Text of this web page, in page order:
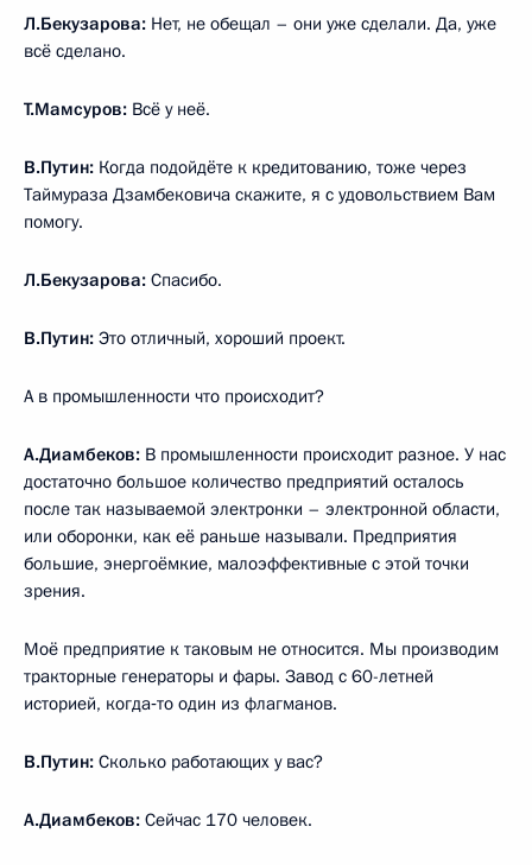
Л.Бекузарова: Нет, не обещал – они уже сделали. Да, уже
всё сделано.
Т.Мамсуров: Всё у неё.
В.Путин: Когда подойдёте к кредитованию, тоже через
Таймураза Дзамбековича скажите, я с удовольствием Вам
помогу.
Л.Бекузарова: Спасибо.
В.Путин: Это отличный, хороший проект.
А в промышленности что происходит?
А.Диамбеков: В промышленности происходит разное. У нас
достаточно большое количество предприятий осталось
после так называемой электронки – электронной области,
или оборонки, как её раньше называли. Предприятия
большие, энергоёмкие, малоэффективные с этой точки
зрения.
Моё предприятие к таковым не относится. Мы производим
тракторные генераторы и фары. Завод с 60-летней
историей, когда‑то один из флагманов.
В.Путин: Сколько работающих у вас?
А.Диамбеков: Сейчас 170 человек.